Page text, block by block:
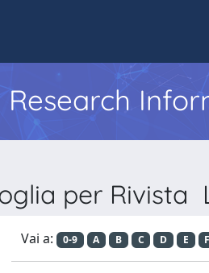
per Rivista
Vai a: 0-9 A B C D E F